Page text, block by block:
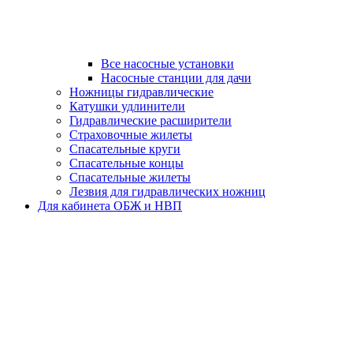
Все насосные установки
Насосные станции для дачи
Ножницы гидравлические
Катушки удлинители
Гидравлические расширители
Страховочные жилеты
Спасательные круги
Спасательные концы
Спасательные жилеты
Лезвия для гидравлических ножниц
Для кабинета ОБЖ и НВП